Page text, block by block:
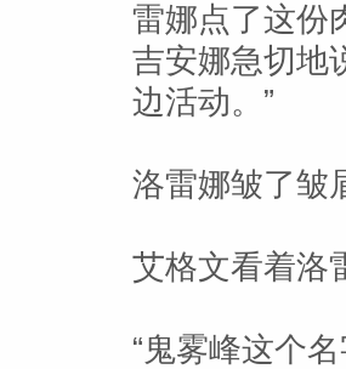
雷娜点了这份
吉安娜急切地
边活动。”
洛雷娜皱了皱
艾格文看着洛
“鬼雾峰这个